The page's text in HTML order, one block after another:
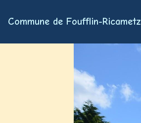
Commune de Foufflin-Ricametz